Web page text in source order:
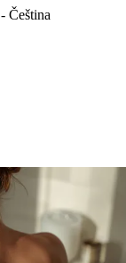
Čeština